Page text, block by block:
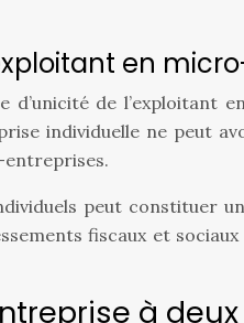
en
de l’exploitant
individuelle ne peut
entreprises.
peut constituer
fiscaux et
à